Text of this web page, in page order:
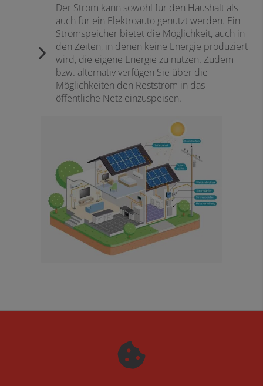
Der Strom kann sowohl für den Haushalt als
auch für ein Elektroauto genutzt werden. Ein
Stromspeicher bietet die Möglichkeit, auch in
den Zeiten, in denen keine Energie produziert
wird, die eigene Energie zu nutzen. Zudem
bzw. alternativ verfügen Sie über die
Möglichkeiten den Reststrom in das
öffentliche Netz einzuspeisen.